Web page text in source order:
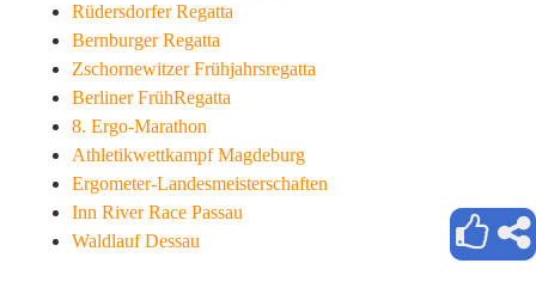
Rüdersdorfer Regatta
Bernburger Regatta
Zschornewitzer Frühjahrsregatta
Berliner FrühRegatta
8. Ergo-Marathon
Athletikwettkampf Magdeburg
Ergometer-Landesmeisterschaften
Inn River Race Passau
Waldlauf Dessau